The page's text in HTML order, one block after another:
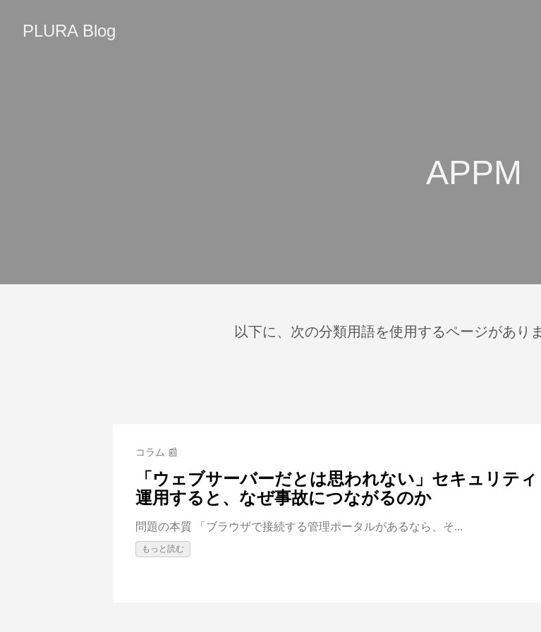
PLURA Blog
APPM
以下に、次の分類用語を使用するページがあり
コラム 📰
「ウェブサーバーだとは思われない」セキュリテ
運用すると、なぜ事故につながるのか
問題の本質 「ブラウザで接続する管理ポータルがあるなら、そ...
もっと読む